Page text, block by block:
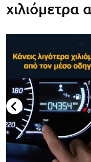
χιλιόμετρα